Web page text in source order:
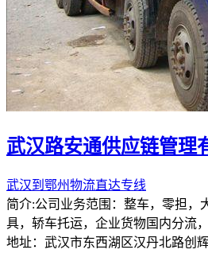
武汉路安通供应链管理
武汉到鄂州物流直达专线
简介:公司业务范围：整车，零担，
具，轿车托运，企业货物国内分流
地址：武汉市东西湖区汉丹北路创